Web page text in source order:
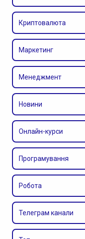
Криптовалюта
Маркетинг
Менеджмент
Новини
Онлайн-курси
Програмування
Робота
Телеграм канали